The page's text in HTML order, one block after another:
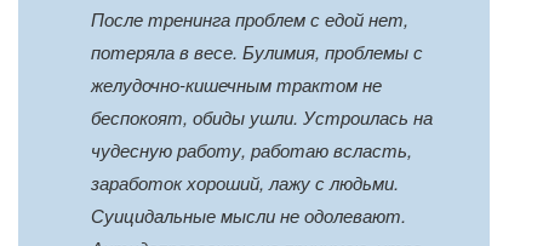
После тренинга проблем с едой нет,
потеряла в весе. Булимия, проблемы с
желудочно-кишечным трактом не
беспокоят, обиды ушли. Устроилась на
чудесную работу, работаю всласть,
заработок хороший, лажу с людьми.
Суицидальные мысли не одолевают.